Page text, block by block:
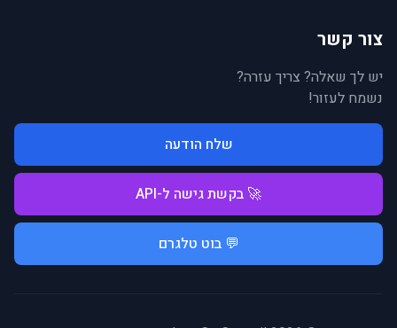
צור קשר
יש לך שאלה? צריך עזרה?
נשמח לעזור!
שלח הודעה
🚀 בקשת גישה ל-API
💬 בוט טלגרם